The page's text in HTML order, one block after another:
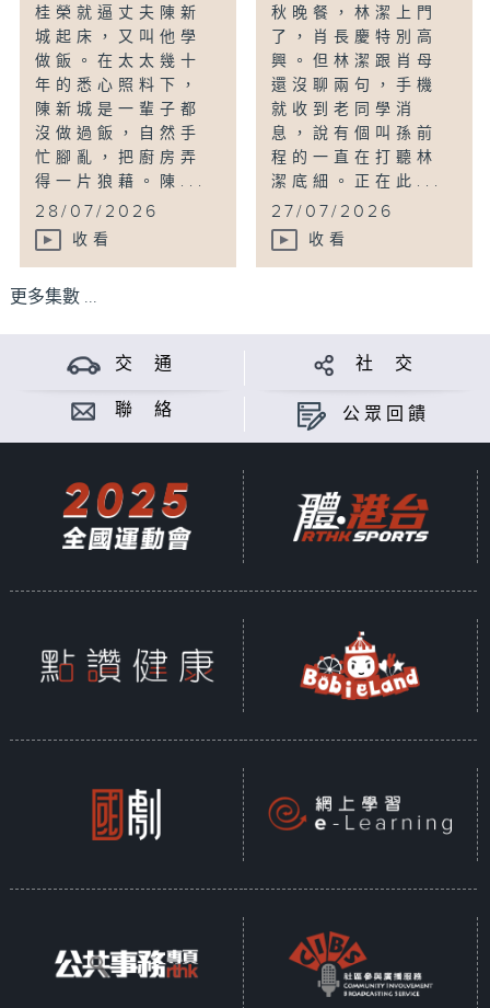
桂榮就逼丈夫陳新
城起床，又叫他學
做飯。在太太幾十
年的悉心照料下，
陳新城是一輩子都
沒做過飯，自然手
忙腳亂，把廚房弄
得一片狼藉。陳...
28/07/2026
收看
秋晚餐，林潔上門
了，肖長慶特別高
興。但林潔跟肖母
還沒聊兩句，手機
就收到老同學消
息，說有個叫孫前
程的一直在打聽林
潔底細。正在此...
27/07/2026
收看
更多集數 ...
交 通 社 交
聯 絡 公眾回饋